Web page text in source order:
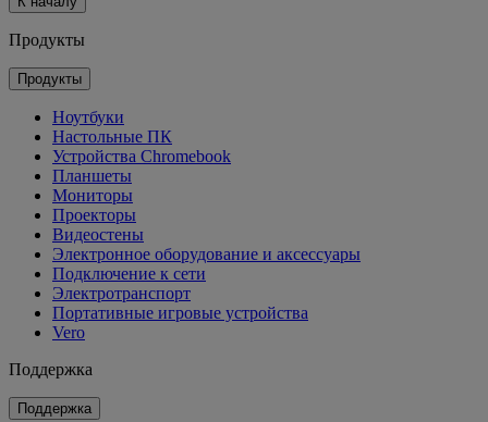
Продукты
Продукты
Ноутбуки
Настольные ПК
Устройства Chromebook
Планшеты
Мониторы
Проекторы
Видеостены
Электронное оборудование и аксессуары
Подключение к сети
Электротранспорт
Портативные игровые устройства
Vero
Поддержка
Поддержка